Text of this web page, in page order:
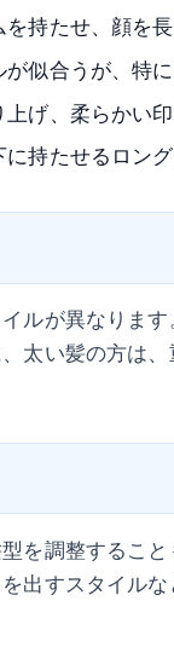
持たせ、顔を
似合うが、特
げ、柔らかい
持たせるロング
ルが異なりま
太い髪の方は
を調整するこ
出すスタイル